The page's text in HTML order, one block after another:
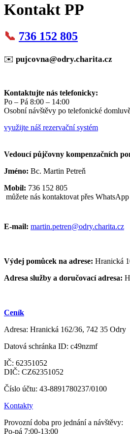
Kontakt PP
📞 736 152 805
✉️ pujcovna@odry.charita.cz
Kontaktujte nás telefonicky:
Po – Pá 8:00 – 14:00
Osobní návštěvy po telefonické
využijte náš rezervační systém
Vedoucí půjčovny kompenzačních
Jméno: Bc. Martin Petreň
Mobil: 736 152 805
můžete nás kontaktovat přes WhatsApp
E-mail: martin.petren@odry.charita.cz
Výdej pomůcek na adrese: Hranická
Adresa služby a doručovací adresa:
Ceník
Adresa: Hranická 162/36, 742 35 Odry
Datová schránka ID: c49nzmf
IČ: 62351052
DIČ: CZ62351052
Číslo účtu: 43-8891780237/0100
Kontakty
Provozní doba pro jednání a návštěvy:
Po-pá 7:00-13:00